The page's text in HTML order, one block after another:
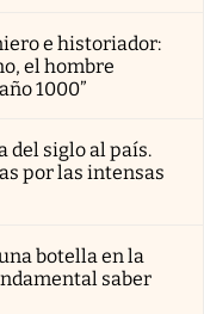
e historiador:
el hombre
1000”
del siglo al país.
por las intensas
botella en la
saber